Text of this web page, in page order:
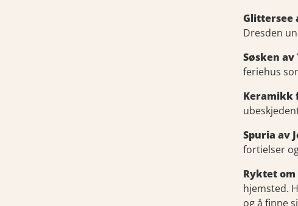
Glittersee
Dresden
Søsken av
feriehus
Keramikk
Spuria av
fortielser
Ryktet
hjemsted.
og å finne